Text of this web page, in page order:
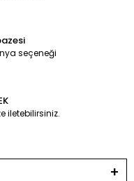
seçeneği
iletebilirsiniz.